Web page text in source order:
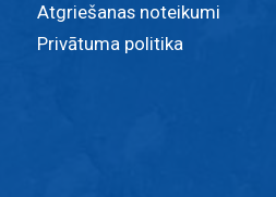
Atgriešanas noteikumi
Privātuma politika